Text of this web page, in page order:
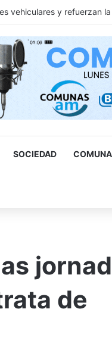
vehiculares y refuerzan
SOCIEDAD
de